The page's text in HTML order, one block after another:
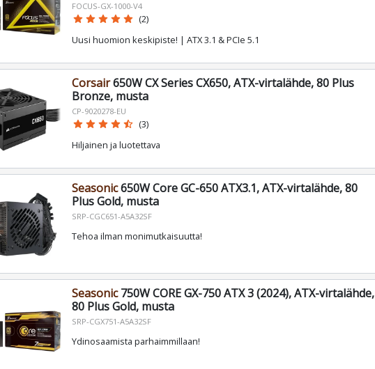
FOCUS-GX-1000-V4
star star star star star (2)
Uusi huomion keskipiste! | ATX 3.1 & PCIe 5.1
Corsair650W CX Series CX650, ATX-virtalähde, 80 Plus
Bronze, musta
CP-9020278-EU
star star star star star_half (3)
Hiljainen ja luotettava
Seasonic650W Core GC-650 ATX3.1, ATX-virtalähde, 80
Plus Gold, musta
SRP-CGC651-A5A32SF
Tehoa ilman monimutkaisuutta!
Seasonic750W CORE GX-750 ATX 3 (2024), ATX-virtalähde,
80 Plus Gold, musta
SRP-CGX751-A5A32SF
Ydinosaamista parhaimmillaan!